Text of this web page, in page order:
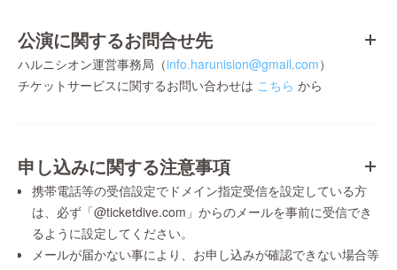
公演に関するお問合せ先
ハルニシオン運営事務局（info.harunision@gmail.com）
チケットサービスに関するお問い合わせは こちら から
申し込みに関する注意事項
携帯電話等の受信設定でドメイン指定受信を設定している方
は、必ず「@ticketdive.com」からのメールを事前に受信でき
るように設定してください。
メールが届かない事により、お申し込みが確認できない場合等